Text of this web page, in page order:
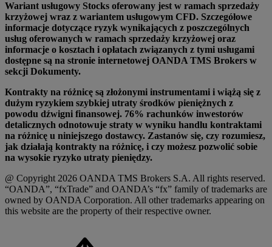
Wariant usługowy Stocks oferowany jest w ramach sprzedaży
krzyżowej wraz z wariantem usługowym CFD. Szczegółowe
informacje dotyczące ryzyk wynikających z poszczególnych
usług oferowanych w ramach sprzedaży krzyżowej oraz
informacje o kosztach i opłatach związanych z tymi usługami
dostępne są na stronie internetowej OANDA TMS Brokers w
sekcji Dokumenty.
Kontrakty na różnicę są złożonymi instrumentami i wiążą się z
dużym ryzykiem szybkiej utraty środków pieniężnych z
powodu dźwigni finansowej. 76% rachunków inwestorów
detalicznych odnotowuje straty w wyniku handlu kontraktami
na różnicę u niniejszego dostawcy. Zastanów się, czy rozumiesz,
jak działają kontrakty na różnicę, i czy możesz pozwolić sobie
na wysokie ryzyko utraty pieniędzy.
@ Copyright 2026 OANDA TMS Brokers S.A. All rights reserved.
“OANDA”, “fxTrade” and OANDA’s “fx” family of trademarks are
owned by OANDA Corporation. All other trademarks appearing on
this website are the property of their respective owner.